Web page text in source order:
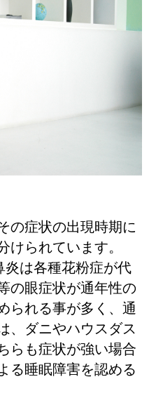
の症状の出現時期に
けられています。
炎は各種花粉症が代
の眼症状が通年性の
られる事が多く、通
、ダニやハウスダス
らも症状が強い場合
る睡眠障害を認める